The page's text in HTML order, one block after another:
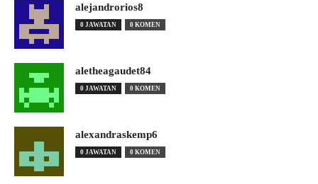
alejandrorios8
0 JAWATAN 0 KOMEN
aletheagaudet84
0 JAWATAN 0 KOMEN
alexandraskemp6
0 JAWATAN 0 KOMEN